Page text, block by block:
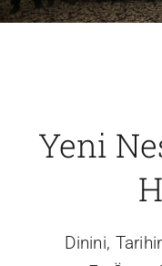
Yeni
Dinini,